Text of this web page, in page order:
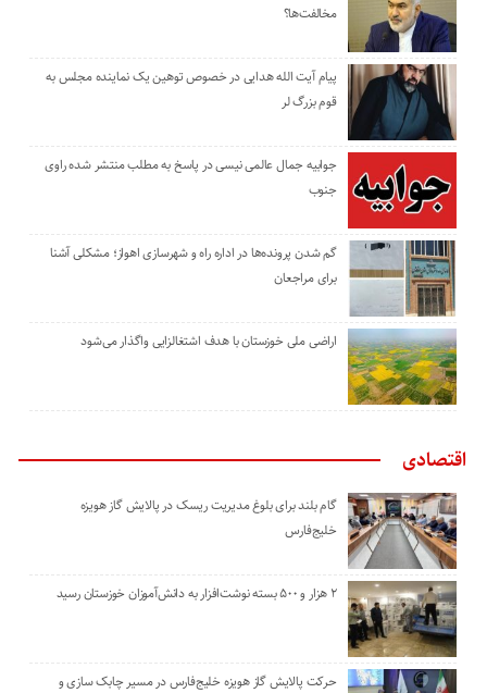
مخالفت‌ها؟
پیام آیت الله هدایی در خصوص توهین یک نماینده مجلس به
قوم بزرگ لر
جوابیه جمال عالمی نیسی در پاسخ به مطلب منتشر شده راوی
جنوب
گم شدن پرونده‌ها در اداره راه و شهرسازی اهواز؛ مشکلی آشنا
برای مراجعان
اراضی ملی خوزستان با هدف اشتغالزایی واگذار می‌شود
اقتصادی
گام بلند برای بلوغ مدیریت ریسک در پالایش گاز هویزه
خلیج‌فارس
۲ هزار و ۵۰۰ بسته نوشت‌افزار به دانش‌آموزان خوزستان رسید
حرکت پالایش گاز هویزه خلیج‌فارس در مسیر چابک سازی و